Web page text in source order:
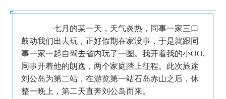
한국어
七月的某一天，天气炎热，同事一家三口
鼓动我们出去玩，正好假期在家没事，于是就跟同
事一家一起自驾去省内玩了一圈。我开着我的小OO,
同事开着他的朗逸，两个家庭踏上征程。此次旅途
刘公岛为第二站，在游览第一站石岛赤山之后，休
整一晚上，第二天直奔刘公岛而来。